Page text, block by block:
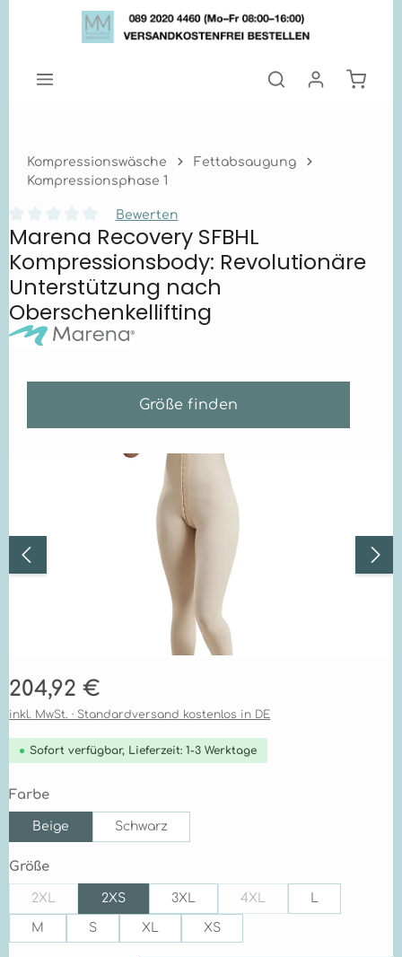
Zum Hauptinhalt springen
Kompressionswäsche
Fettabsaugung
Kompressionsphase 1
Durchschnittliche Bewertung von 0 von 5 Sternen
Bewerten
Marena Recovery SFBHL
Kompressionsbody: Revolutionäre
Unterstützung nach
Oberschenkellifting
Größe finden
Bildergalerie überspringen
Regulärer Preis:
204,92 €
inkl. MwSt. · Standardversand kostenlos in DE
Sofort verfügbar, Lieferzeit: 1-3 Werktage
Farbeauswählen
Beige Schwarz
Größeauswählen
2XL 2XS 3XL 4XL L
M S XL XS